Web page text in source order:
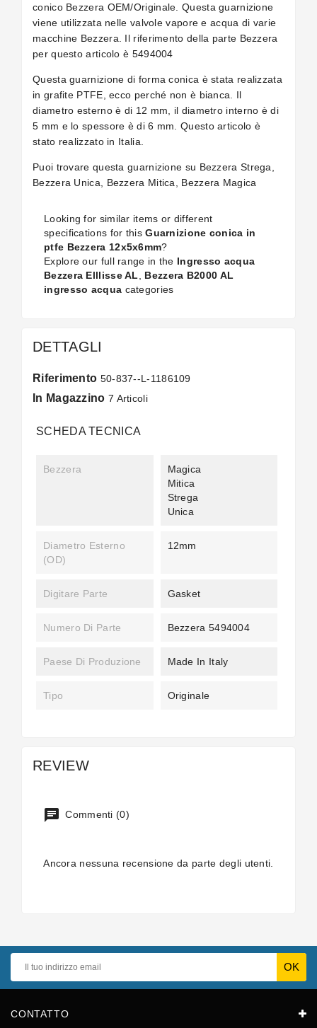
conico Bezzera OEM/Originale. Questa guarnizione
viene utilizzata nelle valvole vapore e acqua di varie
macchine Bezzera. Il riferimento della parte Bezzera
per questo articolo è 5494004
Questa guarnizione di forma conica è stata realizzata
in grafite PTFE, ecco perché non è bianca. Il
diametro esterno è di 12 mm, il diametro interno è di
5 mm e lo spessore è di 6 mm. Questo articolo è
stato realizzato in Italia.
Puoi trovare questa guarnizione su Bezzera Strega,
Bezzera Unica, Bezzera Mitica, Bezzera Magica
Looking for similar items or different
specifications for thisGuarnizione conica in
ptfe Bezzera 12x5x6mm?
Explore our full range in the Ingresso acqua
Bezzera Elllisse AL
Bezzera B2000 AL
ingresso acqua categories
DETTAGLI
Riferimento 50-837--L-1186109
In Magazzino 7 Articoli
SCHEDA TECNICA
Bezzera
Magica
Mitica
Strega
Unica
Diametro Esterno
(OD)
12mm
Digitare Parte Gasket
Numero Di Parte Bezzera 5494004
Paese Di Produzione Made In Italy
Tipo Originale
REVIEW
Commenti (0)
Ancora nessuna recensione da parte degli utenti.
CONTATTO